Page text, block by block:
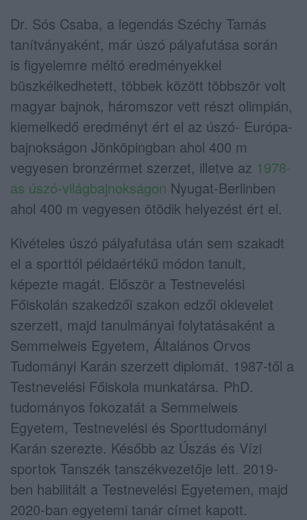
Dr. Sós Csaba, a legendás Széchy Tamás
tanítványaként, már úszó pályafutása során
is figyelemre méltó eredményekkel
büszkélkedhetett, többek között többször volt
magyar bajnok, háromszor vett részt olimpián,
kiemelkedő eredményt ért el az úszó- Európa-
bajnokságon Jönköpingban ahol 400 m
vegyesen bronzérmet szerzet, illetve az 1978-
as úszó-világbajnokságon Nyugat-Berlinben
ahol 400 m vegyesen ötödik helyezést ért el.
Kivételes úszó pályafutása után sem szakadt
el a sporttól példaértékű módon tanult,
képezte magát. Először a Testnevelési
Főiskolán szakedzői szakon edzői oklevelet
szerzett, majd tanulmányai folytatásaként a
Semmelweis Egyetem, Általános Orvos
Tudományi Karán szerzett diplomát. 1987-től a
Testnevelési Főiskola munkatársa. PhD.
tudományos fokozatát a Semmelweis
Egyetem, Testnevelési és Sporttudományi
Karán szerezte. Később az Úszás és Vízi
sportok Tanszék tanszékvezetője lett. 2019-
ben habilitált a Testnevelési Egyetemen, majd
2020-ban egyetemi tanár címet kapott.